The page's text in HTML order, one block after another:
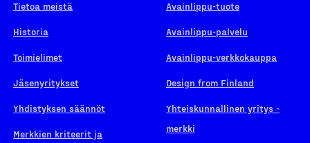
Tietoa meistä
Historia
Toimielimet
Jäsenyritykset
Yhdistyksen säännöt
Merkkien kriteerit ja
Avainlippu-tuote
Avainlippu-palvelu
Avainlippu-verkkokauppa
Design from Finland
Yhteiskunnallinen yritys -
merkki